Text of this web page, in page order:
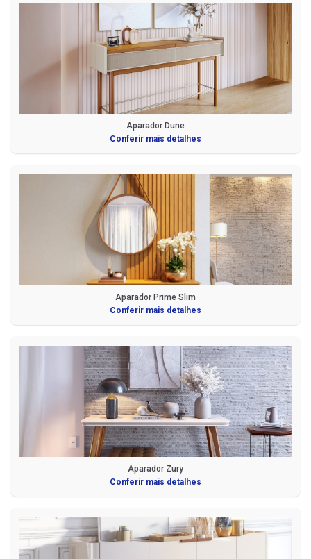
Aparador Dune
Conferir mais detalhes
Aparador Prime Slim
Conferir mais detalhes
Aparador Zury
Conferir mais detalhes